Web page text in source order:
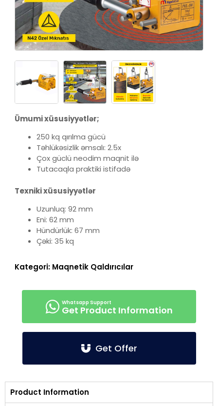
Ümumi xüsusiyyətlər;
250 kq qırılma gücü
Təhlükəsizlik əmsalı: 2.5x
Çox güclü neodim maqnit ilə
Tutacaqla praktiki istifadə
Texniki xüsusiyyətlər
Uzunluq: 92 mm
Eni: 62 mm
Hündürlük: 67 mm
Çəki: 35 kq
Kategori: Maqnetik Qaldırıcılar
Get Product Information
Get Offer
Product Information